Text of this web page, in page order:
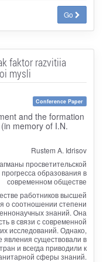
Go
faktor razvitiia
mysli
Conference Paper
and the formation
memory of I.N.
Rustem A. Idrisov
просветительской
образования в
современном обществе
работников высшей
о соотношении степени
знаний. Она
в связи с современной
исследований. Однако,
существовали в
и всегда приводили к
сферы знаний.